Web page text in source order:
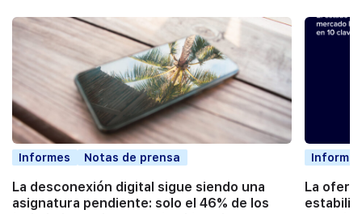
Informes Notas de prensa
La desconexión digital sigue siendo una
asignatura pendiente: solo el 46% de los
La